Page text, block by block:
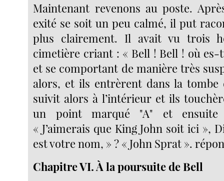
Maintenant revenons au poste.
exité se soit un peu calmé, il put
plus clairement. Il avait vu trois
cimetière criant : « Bell ! Bell ! où es-
et se comportant de manière très
alors, et ils entrèrent dans la
suivit alors à l’intérieur et ils
un point marqué "A" et ensuite
« J’aimerais que King John soit ici »,
est votre nom, » ? « John Sprat ».
Chapitre VI. À la poursuite de Bell